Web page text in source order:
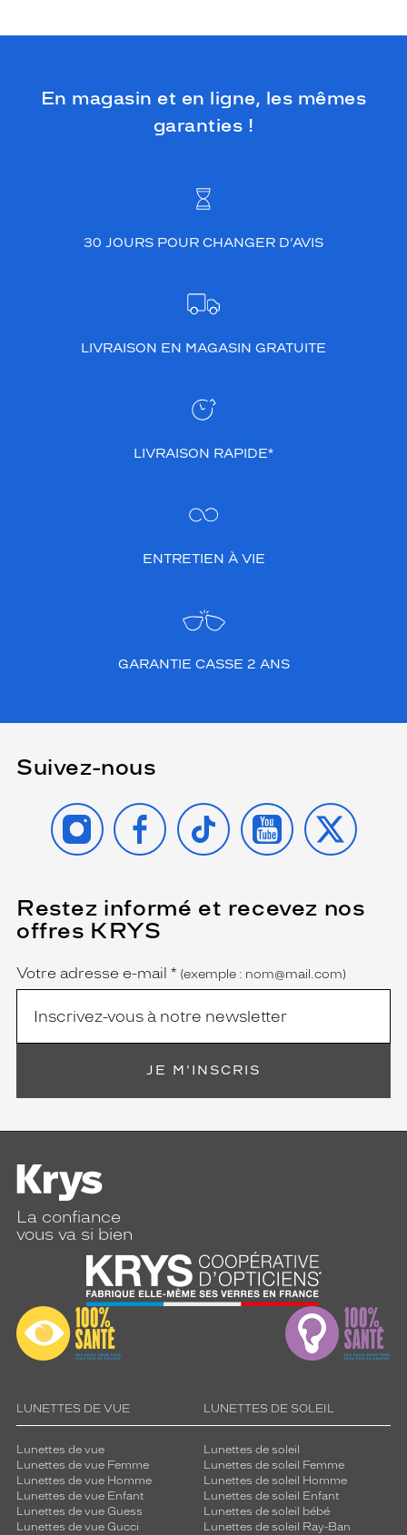
En magasin et en ligne, les mêmes
garanties !
30 JOURS POUR CHANGER D’AVIS
LIVRAISON EN MAGASIN GRATUITE
LIVRAISON RAPIDE*
ENTRETIEN À VIE
GARANTIE CASSE 2 ANS
Suivez-nous
INSTAGRAMFACEBOOK
TIKTOK YOUTUBE
X
Restez informé et recevez nos
offres KRYS
Name
Votre adresse e-mail *
(Ce
champ
est
(exemple : nom@mail.com)
JE M'INSCRIS
La confiance
vous va si bien
LUNETTES DE VUE
Lunettes de vue
Lunettes de vue Femme
Lunettes de vue Homme
Lunettes de vue Enfant
Lunettes de vue Guess
Lunettes de vue Gucci
LUNETTES DE SOLEIL
Lunettes de soleil
Lunettes de soleil Femme
Lunettes de soleil Homme
Lunettes de soleil Enfant
Lunettes de soleil bébé
Lunettes de soleil Ray-Ban